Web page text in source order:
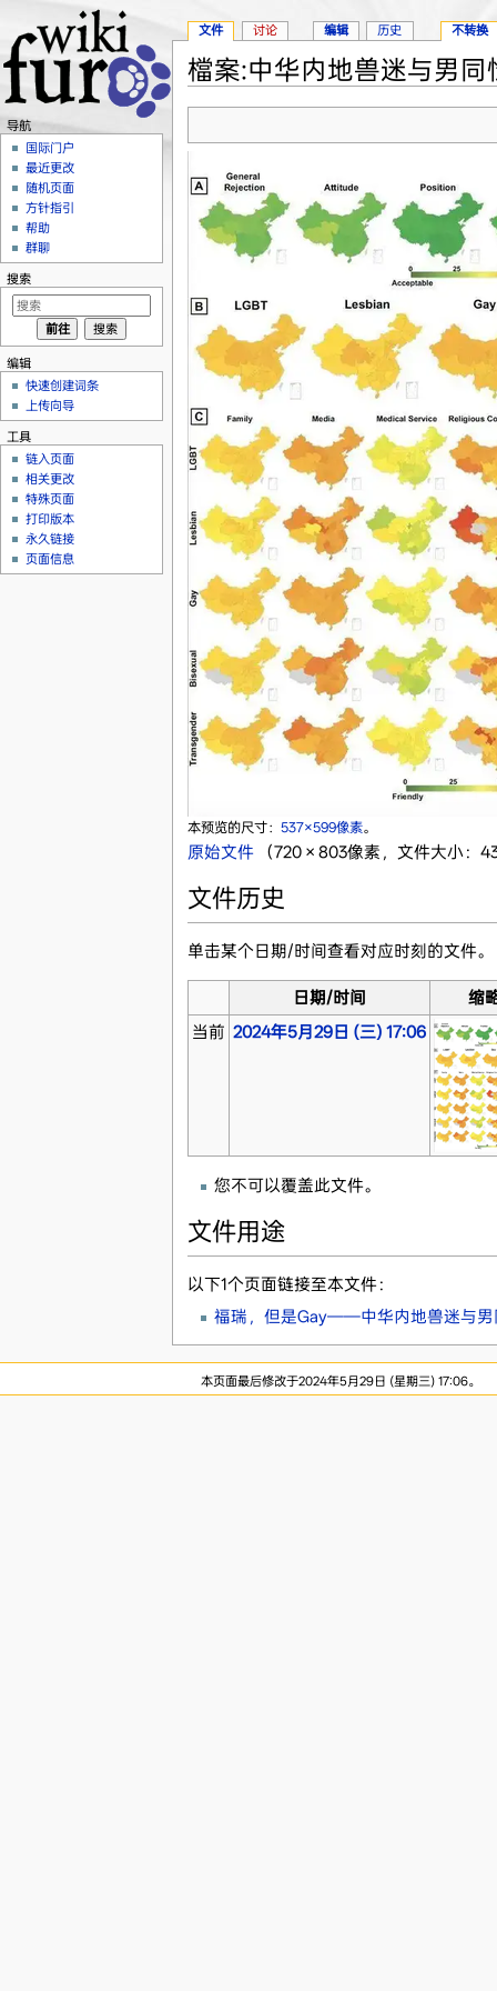
檔案:中华内地兽迷与男
本预览的尺寸： 537×599像素。
原始文件‎ （720 × 803像素，文件大小：
文件历史
单击某个日期/时间查看对应时刻的文件。
日期/时间
缩
当前 2024年5月29日 (三) 17:06
您不可以覆盖此文件。
文件用途
以下1个页面链接至本文件：
福瑞，但是Gay——中华内地兽迷与男
文件 讨论 编辑 历史 不转换
导航
国际门户
最近更改
随机页面
方针指引
帮助
群聊
搜索
编辑
快速创建词条
上传向导
工具
链入页面
相关更改
特殊页面
打印版本
永久链接
页面信息
本页面最后修改于2024年5月29日 (星期三) 17:06。